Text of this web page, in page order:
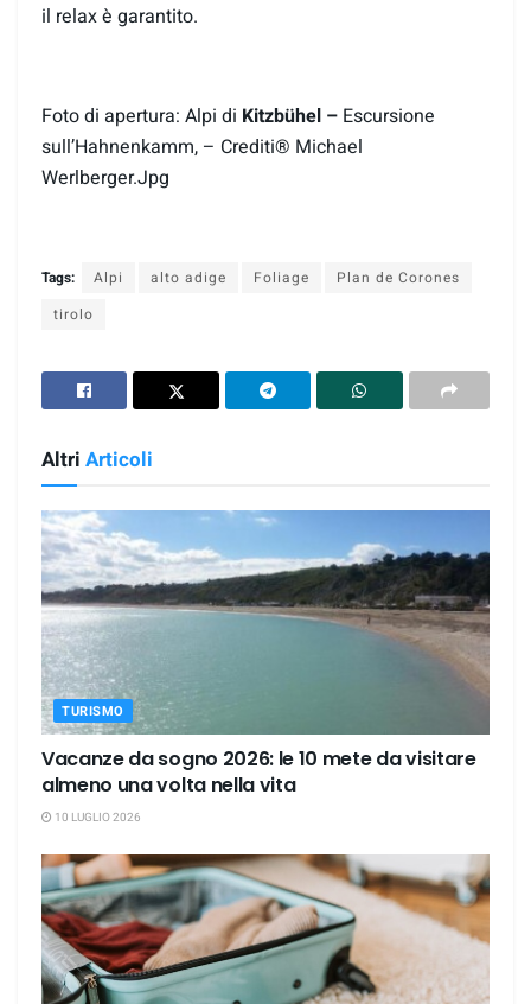
il relax è garantito.
Foto di apertura: Alpi di Kitzbühel – Escursione
sull’Hahnenkamm, – Crediti® Michael
Werlberger.Jpg
Tags: Alpi alto adige Foliage
Plan de Corones
tirolo
Altri Articoli
TURISMO
Vacanze da sogno 2026: le 10 mete da visitare
almeno una volta nella vita
10 LUGLIO 2026